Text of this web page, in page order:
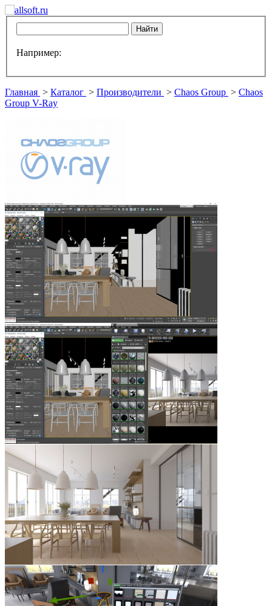
Например:
Главная > Каталог > Производители > Chaos Group > Chaos
Group V-Ray